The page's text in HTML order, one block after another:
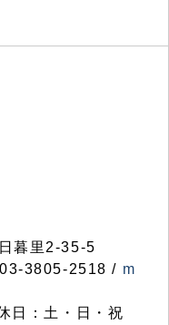
暮里2-35-5
3805-2518 / m
日：土・日・祝